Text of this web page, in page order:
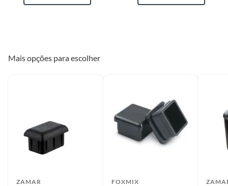
Mais opções para escolher
ZAMAR FOXMIX